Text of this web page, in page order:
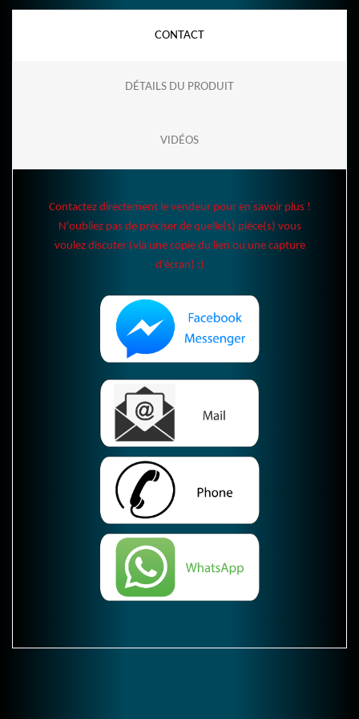
CONTACT
DÉTAILS DU PRODUIT
VIDÉOS
Contactez directement le vendeur pour en savoir plus !
N'oubliez pas de préciser de quelle(s) pièce(s) vous
voulez discuter (via une copie du lien ou une capture
d'écran) :)